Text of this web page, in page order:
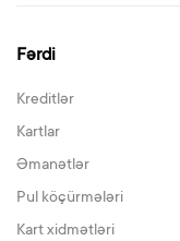
Fərdi
Kreditlər
Kartlar
Əmanətlər
Pul köçürmələri
Kart xidmətləri